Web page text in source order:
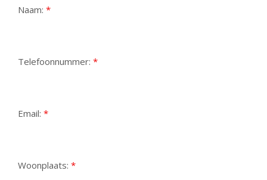
Naam: *
Telefoonnummer: *
Email: *
Woonplaats: *